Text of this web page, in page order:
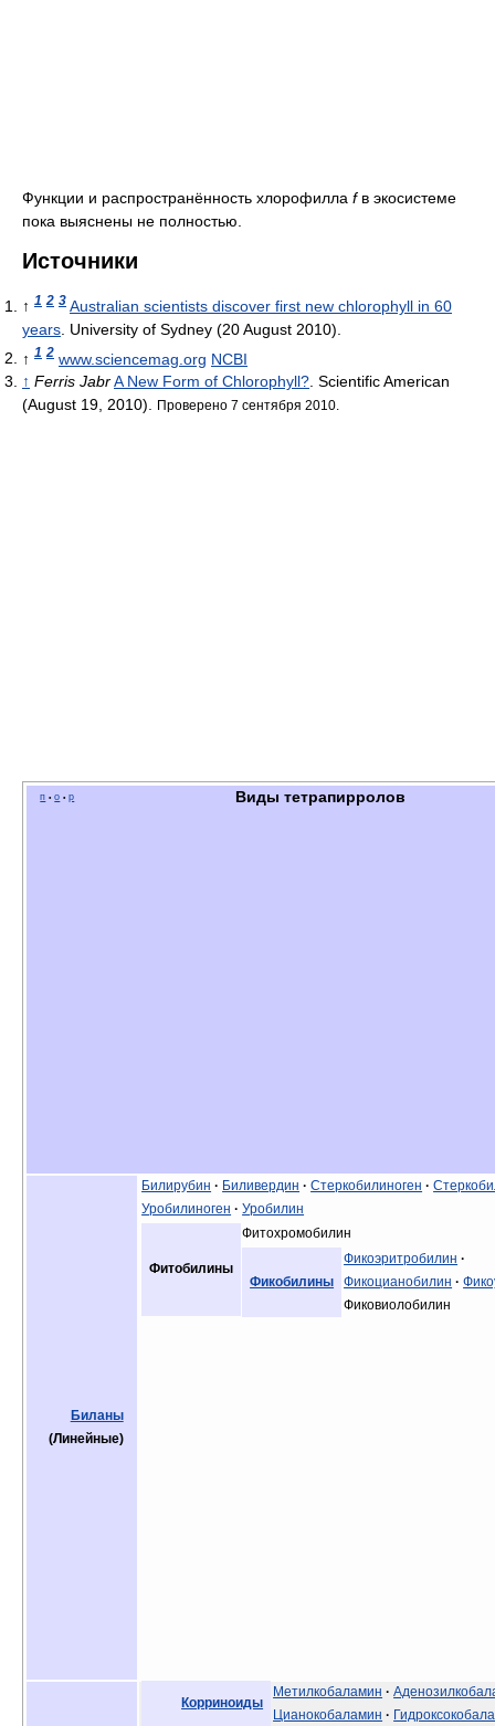
Функции и распространённость хлорофилла fв экосистеме
пока выяснены не полностью.
Источники
↑ 1 2 3 Australian scientists discover first new chlorophyll in 60
years . University of Sydney (20 August 2010).
↑ 1 2 www.sciencemag.org NCBI
↑ Ferris JabrA New Form of Chlorophyll?. Scientific American
(August 19, 2010). Проверено 7 сентября 2010.
п • о • р Виды тетрапирролов
Биланы
(Линейные)
Билирубин · Биливердин · Стеркобилиноген ·
Уробилиноген · Уробилин
Фитобилины
Фитохромобилин
Фикобилины
Фикоэритробилин ·
Фикоцианобилин ·
Фиковиолобилин
Корриноиды
Метилкобаламин ·
Цианокобаламин ·